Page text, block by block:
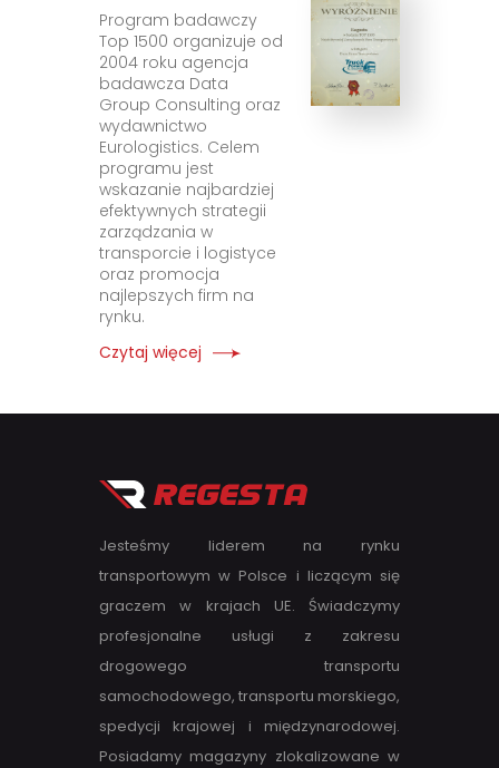
Program badawczy
Top 1500 organizuje od
2004 roku agencja
badawcza Data
Group Consulting oraz
wydawnictwo
Eurologistics. Celem
programu jest
wskazanie najbardziej
efektywnych strategii
zarządzania w
transporcie i logistyce
oraz promocja
najlepszych firm na
rynku.
Czytaj więcej
Jesteśmy liderem na rynku
transportowym w Polsce i liczącym się
graczem w krajach UE. Świadczymy
profesjonalne usługi z zakresu
drogowego transportu
samochodowego, transportu morskiego,
spedycji krajowej i międzynarodowej.
Posiadamy magazyny zlokalizowane w